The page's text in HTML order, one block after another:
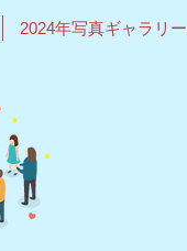
2024年写真ギャラリー